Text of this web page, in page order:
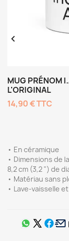

MUG PRÉNOM
L'ORIGINAL
14,90 €TTC
• En céramique
• Dimensions de
8,2 cm (3,2 ") de
• Matériau sans
• Lave-vaisselle